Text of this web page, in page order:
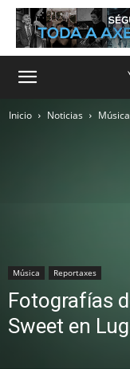
Inicio Noticias Música
Música Reportaxes
Fotografías
Sweet en